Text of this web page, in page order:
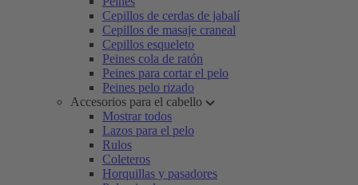
Cepillos de cerdas de jabalí
Cepillos de masaje craneal
Cepillos esqueleto
Peines cola de ratón
Peines para cortar el pelo
Peines pelo rizado
Accesorios para el cabello
Mostrar todos
Lazos para el pelo
Rulos
Coleteros
Horquillas y pasadores